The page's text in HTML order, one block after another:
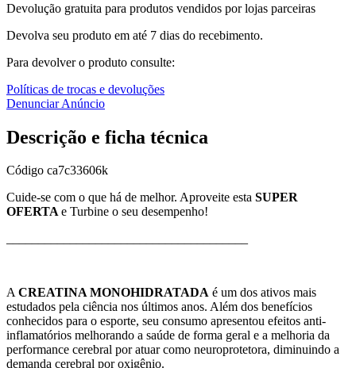
Devolução gratuita para produtos vendidos por lojas parceiras
Devolva seu produto em até 7 dias do recebimento.
Para devolver o produto consulte:
Políticas de trocas e devoluções
Denunciar Anúncio
Descrição e ficha técnica
Código ca7c33606k
Cuide-se com o que há de melhor. Aproveite esta SUPER
OFERTAe Turbine o seu desempenho!
ACREATINA MONOHIDRATADA é um dos ativos mais
estudados pela ciência nos últimos anos. Além dos benefícios
conhecidos para o esporte, seu consumo apresentou efeitos anti-
inflamatórios melhorando a saúde de forma geral e a melhoria da
performance cerebral por atuar como neuroprotetora, diminuindo a
demanda cerebral por oxigênio.